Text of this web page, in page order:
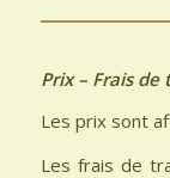
Prix – Frais
Les prix sont
Les frais de